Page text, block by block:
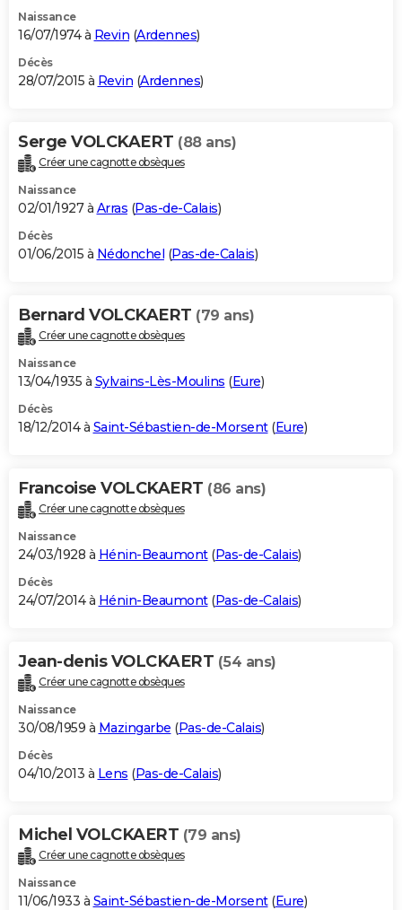
Naissance
16/07/1974 à Revin (Ardennes)
Décès
28/07/2015 à Revin (Ardennes)
Serge VOLCKAERT (88 ans)
Créer une cagnotte obsèques
Naissance
02/01/1927 à Arras (Pas-de-Calais)
Décès
01/06/2015 à Nédonchel (Pas-de-Calais)
Bernard VOLCKAERT (79 ans)
Créer une cagnotte obsèques
Naissance
13/04/1935 à Sylvains-Lès-Moulins (Eure)
Décès
18/12/2014 à Saint-Sébastien-de-Morsent(Eure)
Francoise VOLCKAERT (86 ans)
Créer une cagnotte obsèques
Naissance
24/03/1928 à Hénin-Beaumont(Pas-de-Calais)
Décès
24/07/2014 à Hénin-Beaumont(Pas-de-Calais)
Jean-denis VOLCKAERT (54 ans)
Créer une cagnotte obsèques
Naissance
30/08/1959 à Mazingarbe (Pas-de-Calais)
Décès
04/10/2013 à Lens (Pas-de-Calais)
Michel VOLCKAERT (79 ans)
Créer une cagnotte obsèques
Naissance
11/06/1933 à Saint-Sébastien-de-Morsent(Eure)